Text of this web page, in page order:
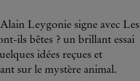
Leygonie signe avec Les
ils bêtes ? un brillant essai
idées reçues et
sur le mystère animal.